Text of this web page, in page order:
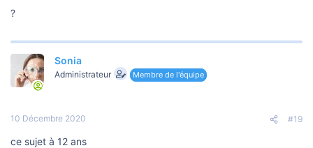
?
Sonia
Administrateur Membre de l'équipe
10 Décembre 2020 #19
ce sujet à 12 ans